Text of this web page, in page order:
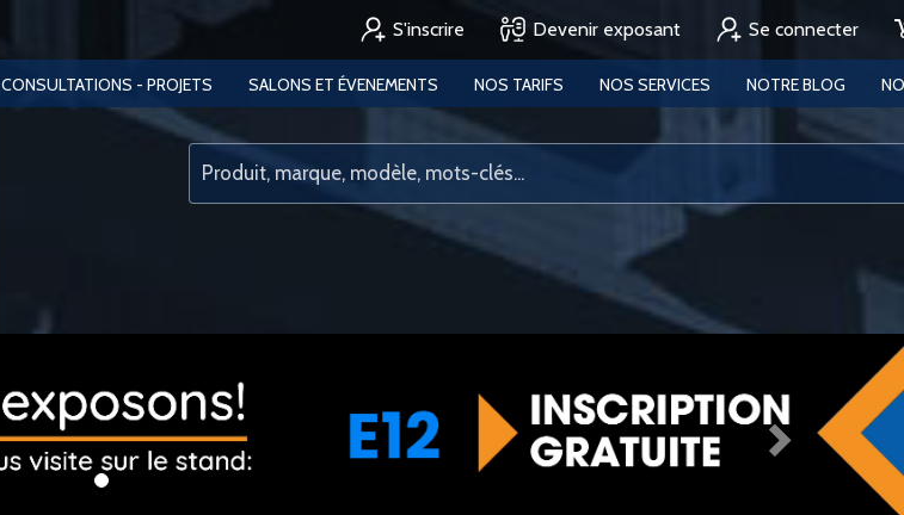
S'inscrire Devenir exposant Se connecter
CONSULTATIONS - PROJETS SALONS ET ÉVENEMENTS NOS TARIFS NOS SERVICES NOTRE BLOG